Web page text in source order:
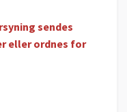
sendes
eller ordnes for